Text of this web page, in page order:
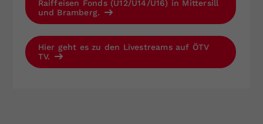
Raiffeisen Fonds (U12/U14/U16) in Mittersill
und Bramberg.
Hier geht es zu den Livestreams auf ÖTV
TV.